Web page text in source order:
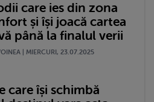
care ies din zona
și își joacă cartea
până la finalul verii
| MIERCURI, 23.07.2025
care își schimbă